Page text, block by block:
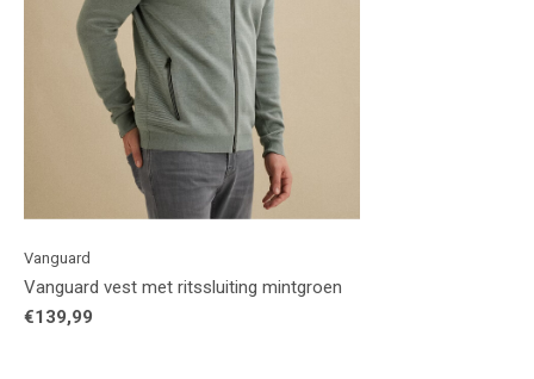
Vanguard
Vanguard vest met ritssluiting mintgroen
€139,99